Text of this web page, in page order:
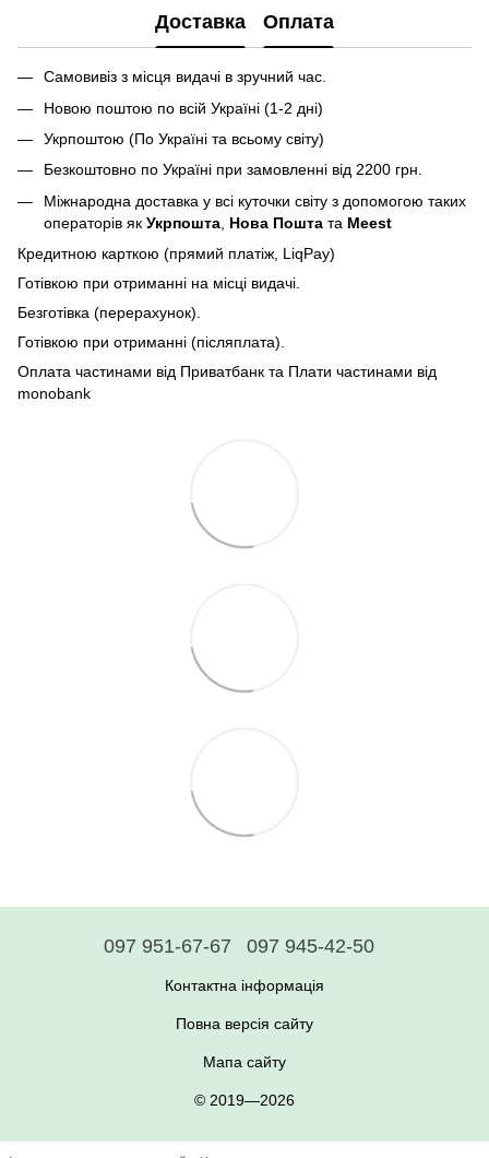
Доставка Оплата
Самовивіз з місця видачі в зручний час.
Новою поштою по всій Україні (1-2 дні)
Укрпоштою (По Україні та всьому світу)
Безкоштовно по Україні при замовленні від 2200 грн.
Міжнародна доставка у всі куточки світу з допомогою таких
операторів як Укрпошта Нова Пошта та Meest
Кредитною карткою (прямий платіж, LiqPay)
Готівкою при отриманні на місці видачі.
Безготівка (перерахунок).
Готівкою при отриманні (післяплата).
Оплата частинами від Приватбанк та Плати частинами від
monobank
097 951-67-67 097 945-42-50
Контактна інформація
Повна версія сайту
Мапа сайту
© 2019—2026